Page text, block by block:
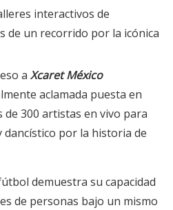
interactivos de
de un recorrido por la icónica
a Xcaret México
aclamada puesta en
de 300 artistas en vivo para
dancístico por la historia de
demuestra su capacidad
de personas bajo un mismo